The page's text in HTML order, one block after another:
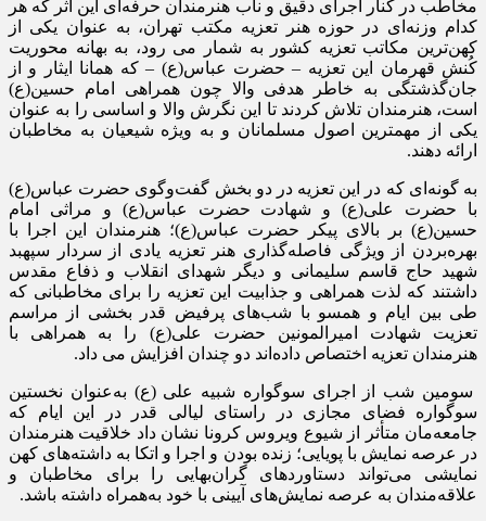
مخاطب در کنار اجرای دقیق و ناب هنرمندان حرفه‌ای این اثر که هر
کدام وزنه‌ای در حوزه هنر تعزیه مکتب تهران، به عنوان یکی از
کهن‌ترین مکاتب تعزیه کشور به شمار می رود، به بهانه محوریت
کُنش قهرمان این تعزیه – حضرت عباس(ع) – که همانا ایثار و از
جان‌گذشتگی به خاطر هدفی والا چون همراهی امام حسین(ع)
است، هنرمندان تلاش کردند تا این نگرش والا و اساسی را به عنوان
یکی از مهمترین اصول مسلمانان و به ویژه شیعیان به مخاطبان
ارائه دهند.
به گونه‌ای که در این تعزیه در دو بخش گفت‌وگوی حضرت عباس(ع)
با حضرت علی(ع) و شهادت حضرت عباس(ع) و مراثی امام
حسین(ع) بر بالای پیکر حضرت عباس(ع)؛ هنرمندان این اجرا با
بهره‌بردن از ویژگی فاصله‌گذاری هنر تعزیه یادی از سردار سپهبد
شهید حاج قاسم سلیمانی و دیگر شهدای انقلاب و ذفاع مقدس
داشتند که لذت همراهی و جذابیت این تعزیه را برای مخاطبانی که
طی بین ایام و همسو با شب‌های پرفیض قدر بخشی از مراسم
تعزیت شهادت امیرالمونین حضرت علی(ع) را به همراهی با
هنرمندان تعزیه اختصاص داده‌اند دو چندان افزایش می داد.
سومین شب از اجرای سوگواره شبیه علی (ع) به‌عنوان نخستین
سوگواره فضای مجازی در راستای لیالی قدر در این ایام که
جامعه‌مان متأثر از شیوع ویروس کرونا نشان داد خلاقیت هنرمندان
در عرصه نمایش با پویایی؛ زنده بودن و اجرا و اتکا به داشته‌های کهن
نمایشی می‌تواند دستاوردهای گران‌بهایی را برای مخاطبان و
علاقه‌مندان به عرصه نمایش‌های آیینی با خود به‌همراه داشته باشد.